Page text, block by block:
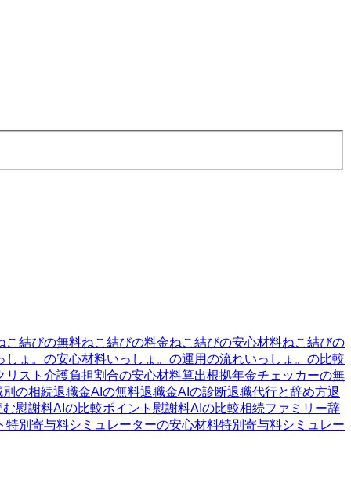
こ結びの無料ねこ結びの料金ねこ結びの安心材料ねこ結びの
しょ。の安心材料いっしょ。の運用の流れいっしょ。の比較
リスト 介護負担割合の安心材料算出根拠年金チェッカーの無
別の相続退職金AIの無料退職金AIの診断退職代行と辞め方退
む慰謝料AIの比較ポイント 慰謝料AIの比較相続ファミリー辞
特別寄与料シミュレーターの安心材料特別寄与料シミュレー